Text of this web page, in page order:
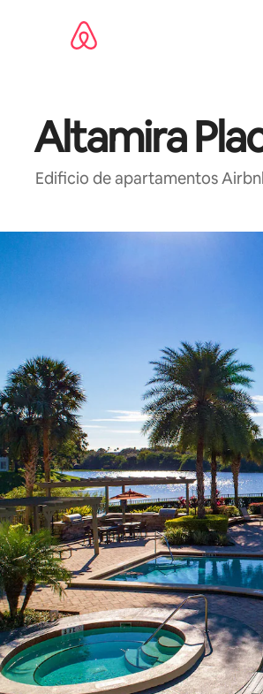
Altamira
Edificio de apartamentos